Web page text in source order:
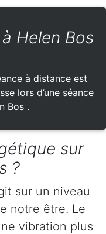
Helen Bos
à distance est
lors d’une séance
Bos .
sur
?
sur un niveau
notre être. Le
vibration plus